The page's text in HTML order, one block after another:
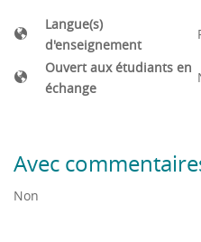
- Structure de contrôle
- Analyse d'un problème
Langue(s)
d'enseignement
Ouvert aux étudiants en
échange
Avec
Non